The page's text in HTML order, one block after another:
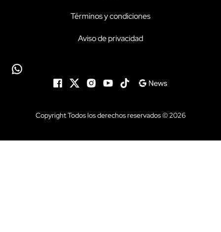
Términos y condiciones
Aviso de privacidad
Copyright Todos los derechos reservados © 2026